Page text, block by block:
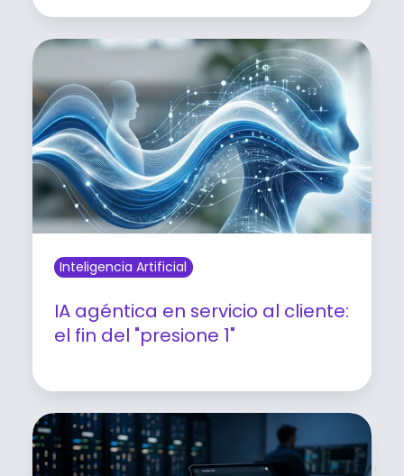
Leer artículo
Inteligencia Artificial
IA agéntica en servicio al cliente:
el fin del "presione 1"
Leer artículo